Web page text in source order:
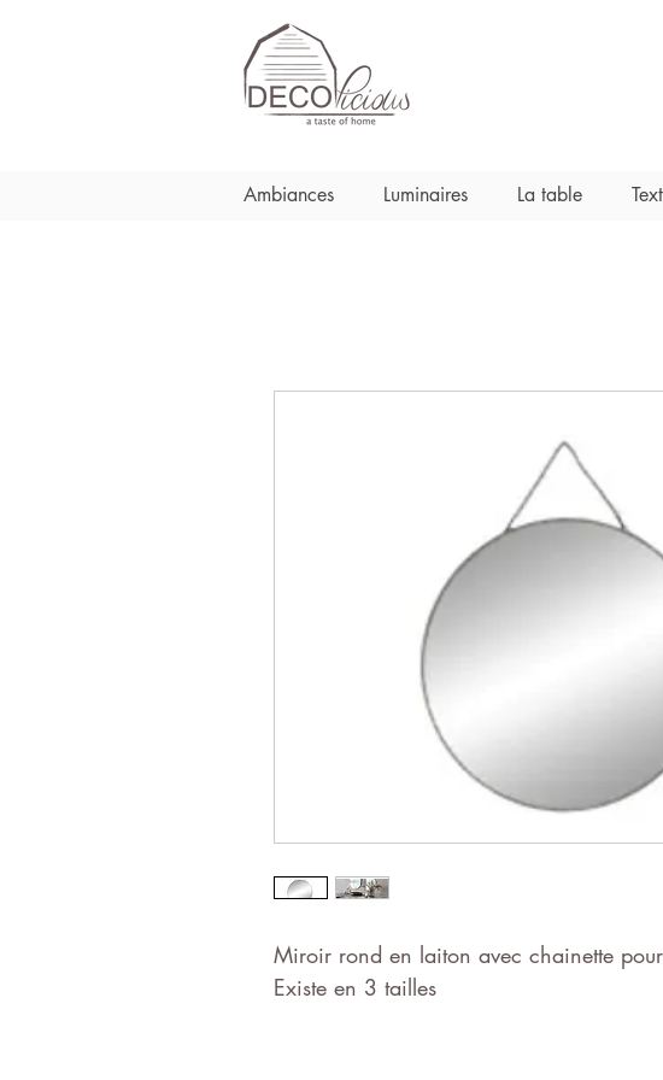
Ambiances Luminaires La table
Miroir rond en laiton avec chainette
Existe en 3 tailles